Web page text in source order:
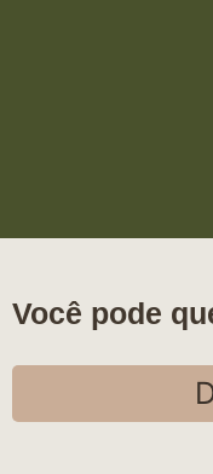
Você pode